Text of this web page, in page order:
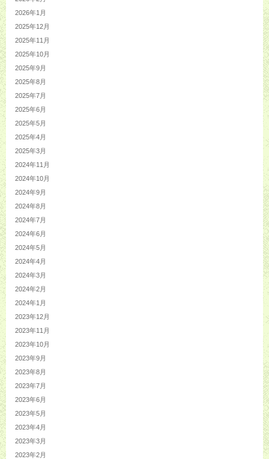
2026年1月
2025年12月
2025年11月
2025年10月
2025年9月
2025年8月
2025年7月
2025年6月
2025年5月
2025年4月
2025年3月
2024年11月
2024年10月
2024年9月
2024年8月
2024年7月
2024年6月
2024年5月
2024年4月
2024年3月
2024年2月
2024年1月
2023年12月
2023年11月
2023年10月
2023年9月
2023年8月
2023年7月
2023年6月
2023年5月
2023年4月
2023年3月
2023年2月